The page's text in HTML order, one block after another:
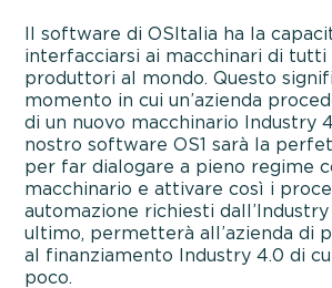
Il software di OSItalia ha la
interfacciarsi ai macchinari di tutti
produttori al mondo. Questo
momento in cui un’azienda
di un nuovo macchinario Industry
nostro software OS1 sarà la
per far dialogare a pieno regime
macchinario e attivare così i
automazione richiesti dall’Industry
ultimo, permetterà all’azienda di
al finanziamento Industry 4.0 di
poco.